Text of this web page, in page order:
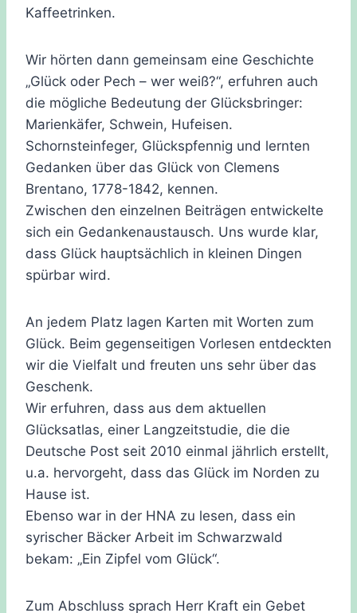
Kaffeetrinken.
Wir hörten dann gemeinsam eine Geschichte
„Glück oder Pech – wer weiß?“, erfuhren auch
die mögliche Bedeutung der Glücksbringer:
Marienkäfer, Schwein, Hufeisen.
Schornsteinfeger, Glückspfennig und lernten
Gedanken über das Glück von Clemens
Brentano, 1778-1842, kennen.
Zwischen den einzelnen Beiträgen entwickelte
sich ein Gedankenaustausch. Uns wurde klar,
dass Glück hauptsächlich in kleinen Dingen
spürbar wird.
An jedem Platz lagen Karten mit Worten zum
Glück. Beim gegenseitigen Vorlesen entdeckten
wir die Vielfalt und freuten uns sehr über das
Geschenk.
Wir erfuhren, dass aus dem aktuellen
Glücksatlas, einer Langzeitstudie, die die
Deutsche Post seit 2010 einmal jährlich erstellt,
u.a. hervorgeht, dass das Glück im Norden zu
Hause ist.
Ebenso war in der HNA zu lesen, dass ein
syrischer Bäcker Arbeit im Schwarzwald
bekam: „Ein Zipfel vom Glück“.
Zum Abschluss sprach Herr Kraft ein Gebet